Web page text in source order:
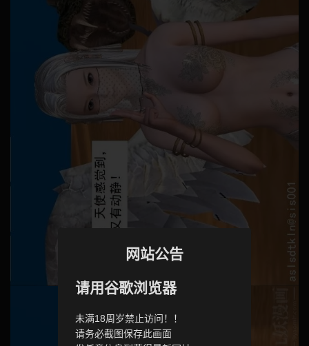
网站公告
请用谷歌浏览器
未满18周岁禁止访问！！
请务必截图保存此画面